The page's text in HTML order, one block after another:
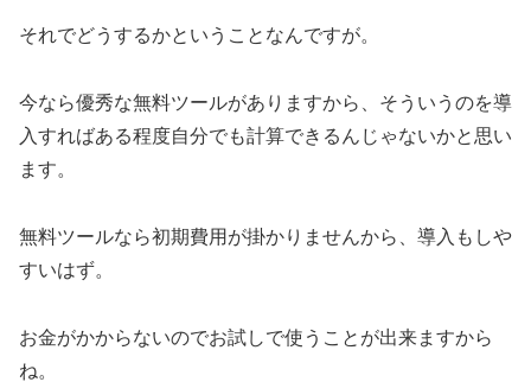
それでどうするかということなんですが。
今なら優秀な無料ツールがありますから、そういうのを導
入すればある程度自分でも計算できるんじゃないかと思い
ます。
無料ツールなら初期費用が掛かりませんから、導入もしや
すいはず。
お金がかからないのでお試しで使うことが出来ますから
ね。